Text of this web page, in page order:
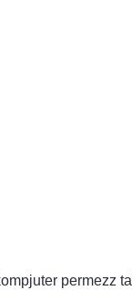
permezz